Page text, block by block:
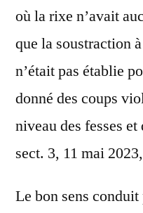
où la rixe n’avait
que la soustraction
n’était pas établie
donné des coups
niveau des fesses
sect. 3, 11 mai
Le bon sens conduit